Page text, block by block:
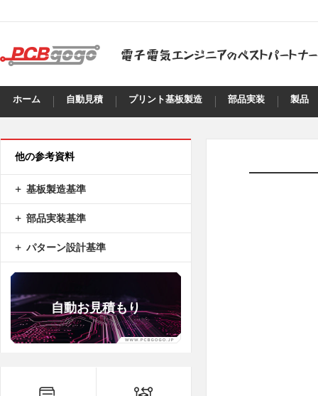
ホーム 自動見積 プリント基板製造 部品実装 製品
他の参考資料
基板製造基準
部品実装基準
パターン設計基準
自動お見積もり